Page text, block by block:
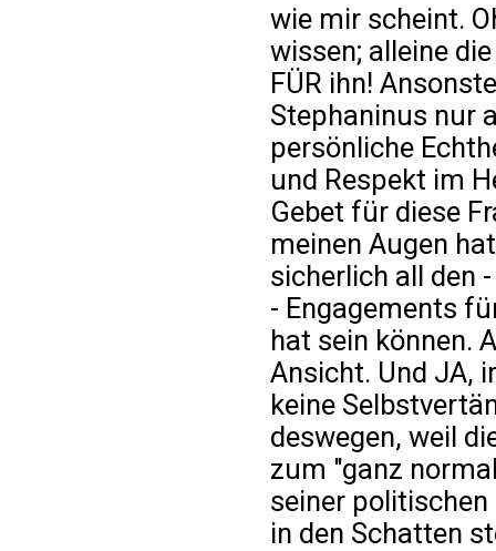
wie mir scheint.
wissen; alleine
FÜR ihn!
Stephaninus nur
persönliche
und Respekt im
Gebet für diese
meinen Augen
sicherlich all den
- Engagements
hat sein können.
Ansicht. Und JA,
keine
deswegen, weil
zum "ganz
seiner
in den Schatten